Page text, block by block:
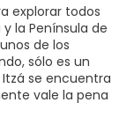
explorar todos
la Península de
de los
sólo es un
se encuentra
vale la pena